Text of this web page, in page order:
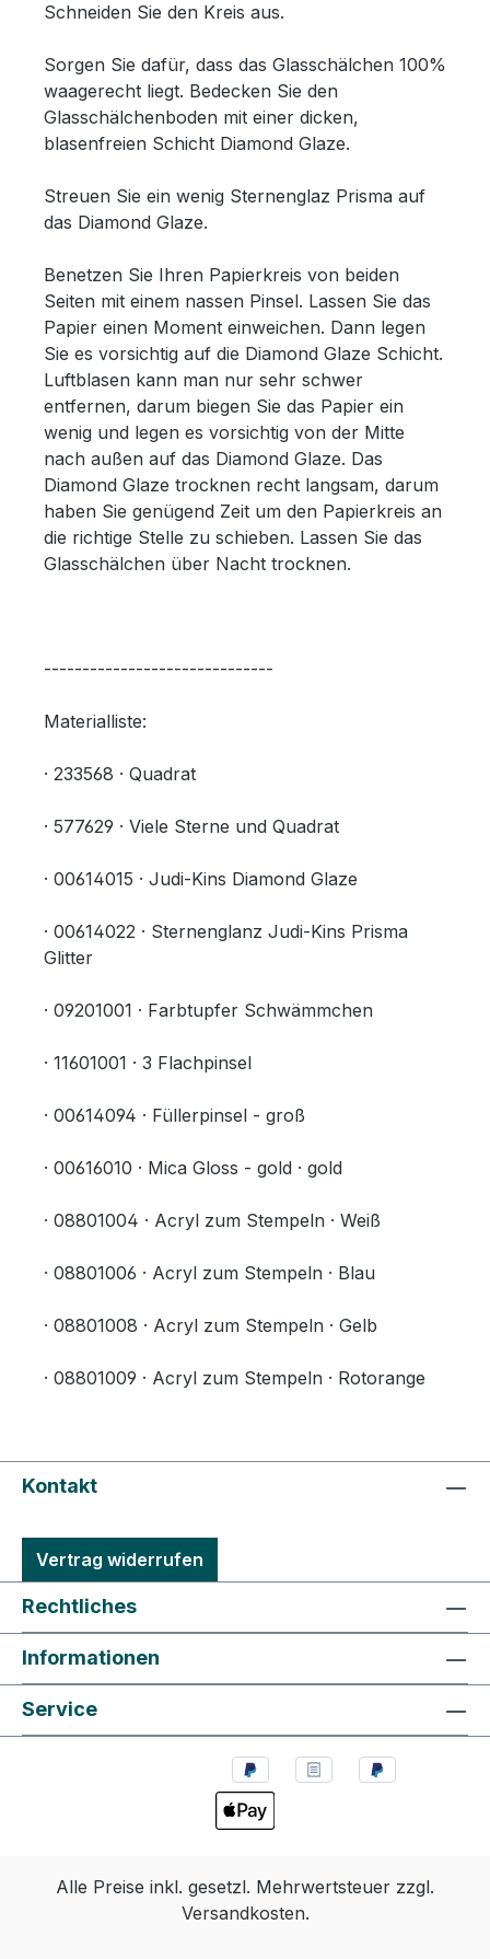
Schneiden Sie den Kreis aus.
Sorgen Sie dafür, dass das Glasschälchen 100%
waagerecht liegt. Bedecken Sie den
Glasschälchenboden mit einer dicken,
blasenfreien Schicht Diamond Glaze.
Streuen Sie ein wenig Sternenglaz Prisma auf
das Diamond Glaze.
Benetzen Sie Ihren Papierkreis von beiden
Seiten mit einem nassen Pinsel. Lassen Sie das
Papier einen Moment einweichen. Dann legen
Sie es vorsichtig auf die Diamond Glaze Schicht.
Luftblasen kann man nur sehr schwer
entfernen, darum biegen Sie das Papier ein
wenig und legen es vorsichtig von der Mitte
nach außen auf das Diamond Glaze. Das
Diamond Glaze trocknen recht langsam, darum
haben Sie genügend Zeit um den Papierkreis an
die richtige Stelle zu schieben. Lassen Sie das
Glasschälchen über Nacht trocknen.
------------------------------
Materialliste:
· 233568 · Quadrat
· 577629 · Viele Sterne und Quadrat
· 00614015 · Judi-Kins Diamond Glaze
· 00614022 · Sternenglanz Judi-Kins Prisma
Glitter
· 09201001 · Farbtupfer Schwämmchen
· 11601001 · 3 Flachpinsel
· 00614094 · Füllerpinsel - groß
· 00616010 · Mica Gloss - gold · gold
· 08801004 · Acryl zum Stempeln · Weiß
· 08801006 · Acryl zum Stempeln · Blau
· 08801008 · Acryl zum Stempeln · Gelb
· 08801009 · Acryl zum Stempeln · Rotorange
Kontakt
Vertrag widerrufen
Rechtliches
Informationen
Service
Alle Preise inkl. gesetzl. Mehrwertsteuer zzgl.
Versandkosten.